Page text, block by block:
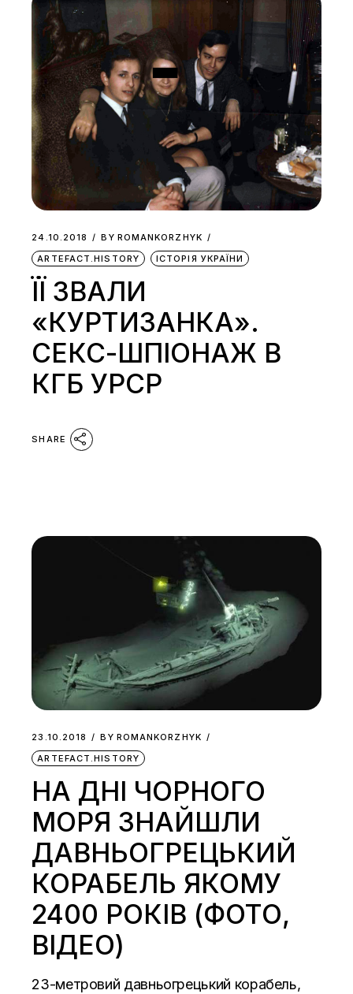
24.10.2018 BY ROMANKORZHYK
ARTEFACT.HISTORY
ІСТОРІЯ УКРАЇНИ
ЇЇ ЗВАЛИ
«КУРТИЗАНКА».
СЕКС-ШПІОНАЖ В
КГБ УРСР
SHARE
23.10.2018 BY ROMANKORZHYK
ARTEFACT.HISTORY
НА ДНІ ЧОРНОГО
МОРЯ ЗНАЙШЛИ
ДАВНЬОГРЕЦЬКИЙ
КОРАБЕЛЬ ЯКОМУ
2400 РОКІВ (ФОТО,
ВІДЕО)
23-метровий давньогрецький корабель,